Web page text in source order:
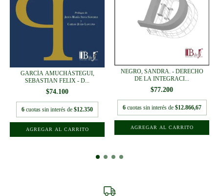
GARCÍA AMUCHÁSTEGUI,
SEBASTIAN FELIX - D...
$74.100
6 cuotas sin interés de $12.350
NEGRO, SANDRA. - DERECHO
DE LA INTEGRACI...
$77.200
6 cuotas sin interés de $12.866,67